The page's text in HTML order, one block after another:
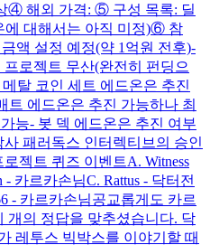
④ 해외 가격: ⑤ 구성 목록: 딜
에 대해서는 아직 미정)⑥ 참
액 설정 예정(약 1억원 전후)-
로젝트 무산(완전히 펀딩으
탈 코인 세트 에드온은 추진
트 에드온은 추진 가능하나 최
능- 봇 덱 에드온은 추진 여부
패러독스 인터렉티브의 승인
젝트 퀴즈 이벤트A. Witness
카르카손님C. Rattus - 닥터전
- 카르카손님공교롭게도 카르
개의 정답을 맞추셨습니다. 닥
레투스 빅박스를 이야기할 때